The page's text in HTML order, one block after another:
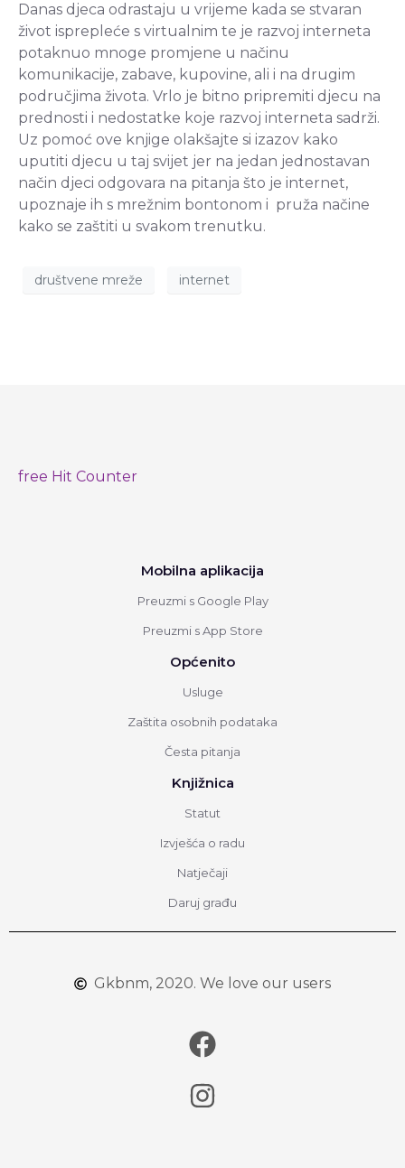
Danas djeca odrastaju u vrijeme kada se stvaran
život isprepleće s virtualnim te je razvoj interneta
potaknuo mnoge promjene u načinu
komunikacije, zabave, kupovine, ali i na drugim
područjima života. Vrlo je bitno pripremiti djecu na
prednosti i nedostatke koje razvoj interneta sadrži.
Uz pomoć ove knjige olakšajte si izazov kako
uputiti djecu u taj svijet jer na jedan jednostavan
način djeci odgovara na pitanja što je internet,
upoznaje ih s mrežnim bontonom i pruža načine
kako se zaštiti u svakom trenutku.
društvene mreže internet
free Hit Counter
Mobilna aplikacija
Preuzmi s Google Play
Preuzmi s App Store
Općenito
Usluge
Zaštita osobnih podataka
Česta pitanja
Knjižnica
Statut
Izvješća o radu
Natječaji
Daruj građu
Gkbnm, 2020. We love our users